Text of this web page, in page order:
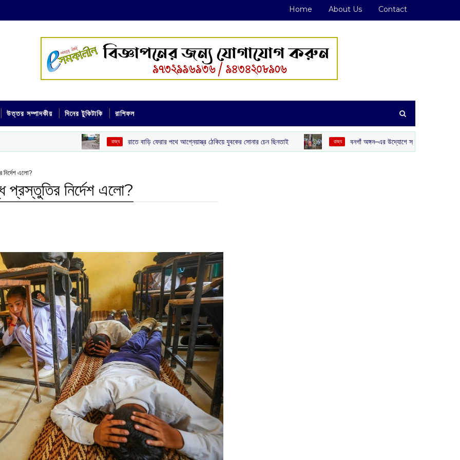
Home About Us Contact
উত্তর সম্পাদকীয় দিনের টুকিটাকি রাশিফল
রাতে বাড়ি ফেরার পথে আগ্নেয়াস্ত্র ঠেকিয়ে যুবকের সোনার চেন ছিনতাই ‌ রাজ্য বনগাঁ অঙ্গন–এর উদ্যোগে স্কুলে ও স্থানীয়দের মধ্যে চারাগাছ বিতরণ
এলো?‌
নির্দেশ এলো?‌